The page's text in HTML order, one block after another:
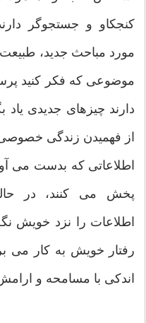
کنجکاو و جستجوگر
مورد مباحث جدید،
موضوعی که فکر کنید
دارند چیزهای جدیدی
از فهمیدن زندگی خصوصی
اطلاعاتی که بدست می
پخش می کنند، در
اطلاعات را نزد خویش
رفتار خویش به کار می
اندکی با مسامحه و